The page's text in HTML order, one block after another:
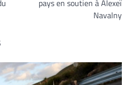
pays en soutien à Alexeï
Navalny